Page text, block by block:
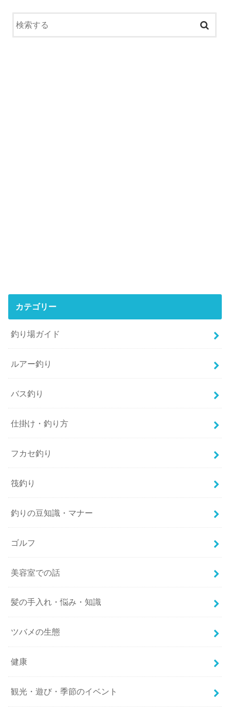
カテゴリー
釣り場ガイド
ルアー釣り
バス釣り
仕掛け・釣り方
フカセ釣り
筏釣り
釣りの豆知識・マナー
ゴルフ
美容室での話
髪の手入れ・悩み・知識
ツバメの生態
健康
観光・遊び・季節のイベント